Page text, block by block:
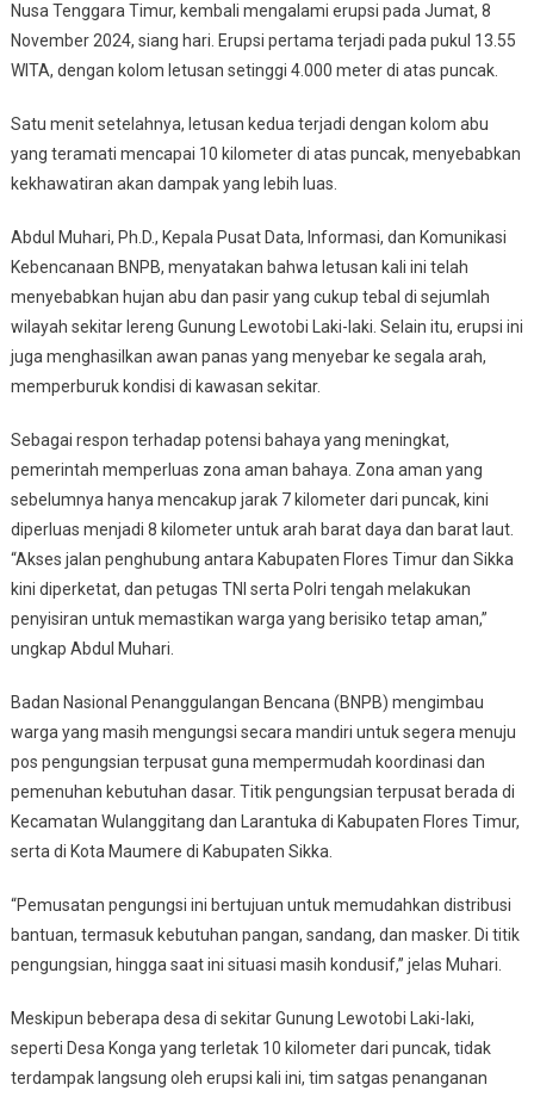
Lewotobi
Laki-
Laki
Awan
Panas
Nusa Tenggara Timur, kembali mengalami erupsi pada Jumat, 8
November 2024, siang hari. Erupsi pertama terjadi pada pukul 13.55
WITA, dengan kolom letusan setinggi 4.000 meter di atas puncak.
Satu menit setelahnya, letusan kedua terjadi dengan kolom abu
yang teramati mencapai 10 kilometer di atas puncak, menyebabkan
kekhawatiran akan dampak yang lebih luas.
Abdul Muhari, Ph.D., Kepala Pusat Data, Informasi, dan Komunikasi
Kebencanaan BNPB, menyatakan bahwa letusan kali ini telah
menyebabkan hujan abu dan pasir yang cukup tebal di sejumlah
wilayah sekitar lereng Gunung Lewotobi Laki-laki. Selain itu, erupsi ini
juga menghasilkan awan panas yang menyebar ke segala arah,
memperburuk kondisi di kawasan sekitar.
Sebagai respon terhadap potensi bahaya yang meningkat,
pemerintah memperluas zona aman bahaya. Zona aman yang
sebelumnya hanya mencakup jarak 7 kilometer dari puncak, kini
diperluas menjadi 8 kilometer untuk arah barat daya dan barat laut.
“Akses jalan penghubung antara Kabupaten Flores Timur dan Sikka
kini diperketat, dan petugas TNI serta Polri tengah melakukan
penyisiran untuk memastikan warga yang berisiko tetap aman,”
ungkap Abdul Muhari.
Badan Nasional Penanggulangan Bencana (BNPB) mengimbau
warga yang masih mengungsi secara mandiri untuk segera menuju
pos pengungsian terpusat guna mempermudah koordinasi dan
pemenuhan kebutuhan dasar. Titik pengungsian terpusat berada di
Kecamatan Wulanggitang dan Larantuka di Kabupaten Flores Timur,
serta di Kota Maumere di Kabupaten Sikka.
“Pemusatan pengungsi ini bertujuan untuk memudahkan distribusi
bantuan, termasuk kebutuhan pangan, sandang, dan masker. Di titik
pengungsian, hingga saat ini situasi masih kondusif,” jelas Muhari.
Meskipun beberapa desa di sekitar Gunung Lewotobi Laki-laki,
seperti Desa Konga yang terletak 10 kilometer dari puncak, tidak
terdampak langsung oleh erupsi kali ini, tim satgas penanganan